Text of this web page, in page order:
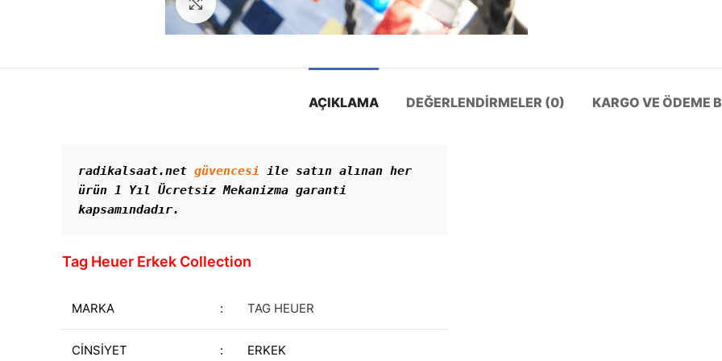
Görseli Büyütün
AÇIKLAMA DEĞERLENDIRMELER (0) KARGO VE ÖDEME
radikalsaat.net güvencesi ile satın alınan her
ürün 1 Yıl Ücretsiz Mekanizma garanti
kapsamındadır.
Tag Heuer Erkek Collection
MARKA : TAG HEUER
CİNSİYET : ERKEK